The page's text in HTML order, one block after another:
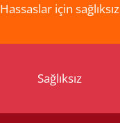
Hassaslar için sağlıksız
Sağlıksız